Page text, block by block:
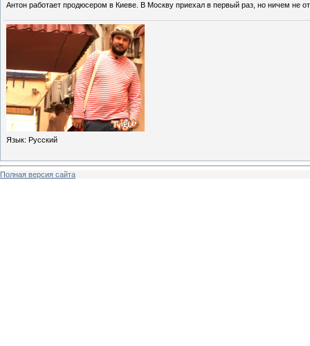
Антон работает продюсером в Киеве. В Москву приехал в первый раз, но ничем не
Язык: Русский
Полная версия сайта